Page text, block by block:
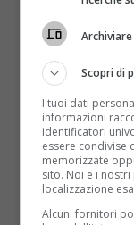
Tra le
forma con la
anche mentre è
addominali e
scolpisce i suoi
Goulart
l’allenamento
mostra un
un video su
Scopri di
I tuoi dati
informazioni
identificatori
essere condivise
memorizzate
sito. Noi e i
localizzazione
Alcuni fornitori